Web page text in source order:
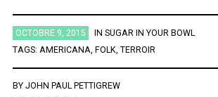
ÉTIQUETTES
AFRICA AFROBEAT
OCTOBRE 9, 2015 IN SUGAR IN YOUR BOWL
TAGS: AMERICANA, FOLK, TERROIR
BY JOHN PAUL PETTIGREW